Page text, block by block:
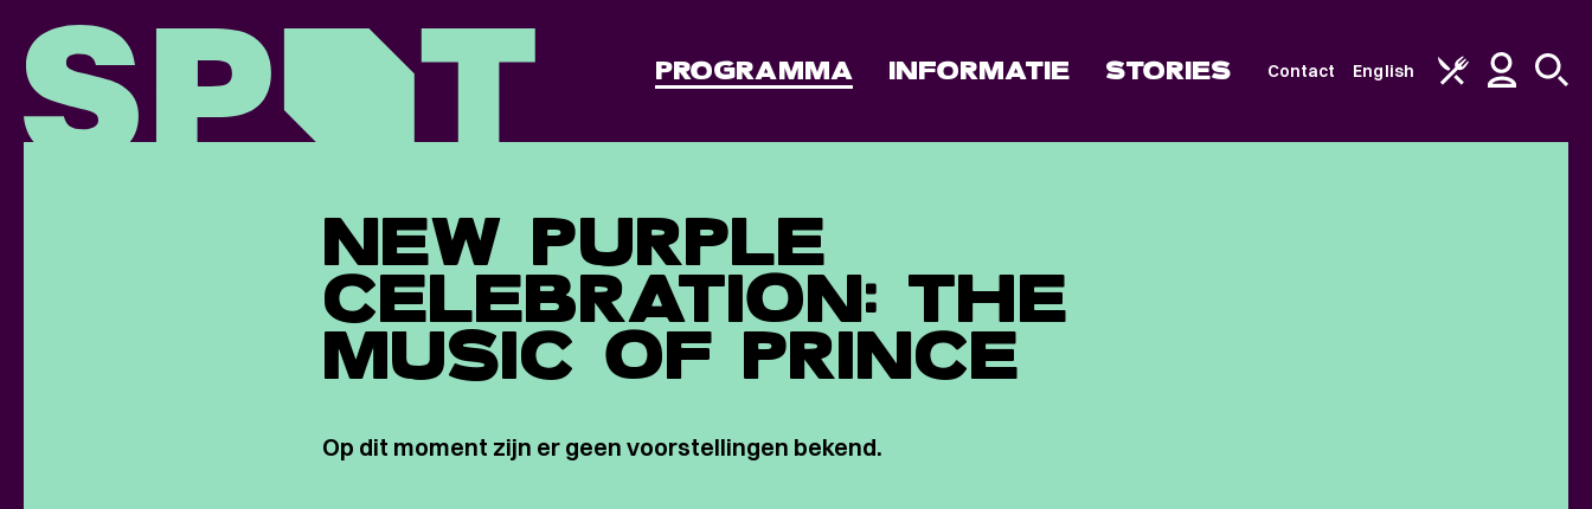
PROGRAMMA INFORMATIE STORIES Contact English
NEW PURPLE
CELEBRATION: THE
MUSIC OF PRINCE
Op dit moment zijn er geen voorstellingen bekend.